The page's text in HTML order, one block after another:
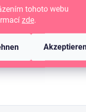
tohoto webu
zde.